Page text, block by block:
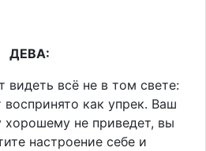
ДЕВА:
видеть всё не в том свете:
как упрек. Ваш
хорошему не приведет, вы
настроение себе и